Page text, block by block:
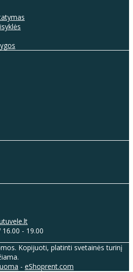
16.00 - 19.00
Kopijuoti, platinti svetainės turinį
- eShoprent.com